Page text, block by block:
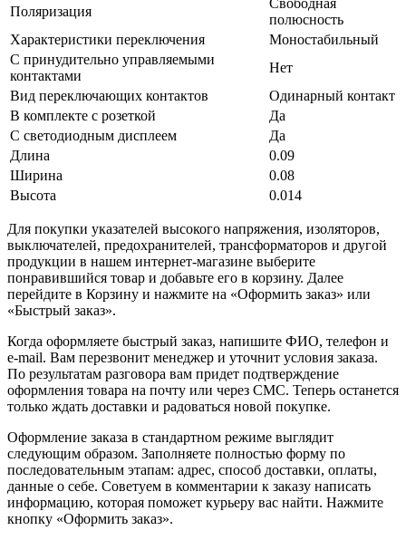
Поляризация
полюсность
Характеристики переключения
Моностабильный
С принудительно управляемыми
контактами
Нет
Вид переключающих контактов
Одинарный контакт
В комплекте с розеткой
Да
С светодиодным дисплеем
Да
Длина
0.09
Ширина
0.08
Высота
0.014
Для покупки указателей высокого напряжения, изоляторов,
выключателей, предохранителей, трансформаторов и другой
продукции в нашем интернет-магазине выберите
понравившийся товар и добавьте его в корзину. Далее
перейдите в Корзину и нажмите на «Оформить заказ» или
«Быстрый заказ».
Когда оформляете быстрый заказ, напишите ФИО, телефон и
e-mail. Вам перезвонит менеджер и уточнит условия заказа.
По результатам разговора вам придет подтверждение
оформления товара на почту или через СМС. Теперь останется
только ждать доставки и радоваться новой покупке.
Оформление заказа в стандартном режиме выглядит
следующим образом. Заполняете полностью форму по
последовательным этапам: адрес, способ доставки, оплаты,
данные о себе. Советуем в комментарии к заказу написать
информацию, которая поможет курьеру вас найти. Нажмите
кнопку «Оформить заказ».